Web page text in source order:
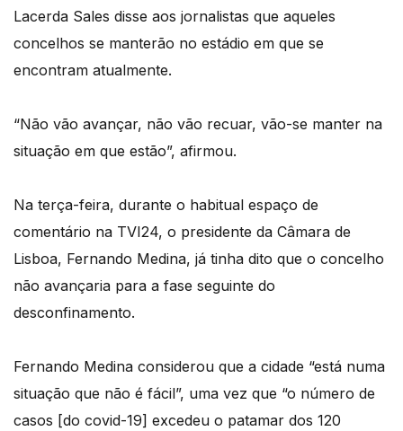
Lacerda Sales disse aos jornalistas que aqueles
concelhos se manterão no estádio em que se
encontram atualmente.
“Não vão avançar, não vão recuar, vão-se manter na
situação em que estão”, afirmou.
Na terça-feira, durante o habitual espaço de
comentário na TVI24, o presidente da Câmara de
Lisboa, Fernando Medina, já tinha dito que o concelho
não avançaria para a fase seguinte do
desconfinamento.
Fernando Medina considerou que a cidade “está numa
situação que não é fácil”, uma vez que “o número de
casos [do covid-19] excedeu o patamar dos 120